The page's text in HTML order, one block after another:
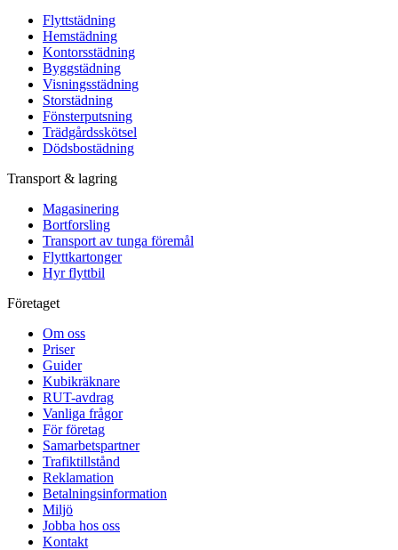
Flyttstädning
Hemstädning
Kontorsstädning
Byggstädning
Visningsstädning
Storstädning
Fönsterputsning
Trädgårdsskötsel
Dödsbostädning
Transport & lagring
Magasinering
Bortforsling
Transport av tunga föremål
Flyttkartonger
Hyr flyttbil
Företaget
Om oss
Priser
Guider
Kubikräknare
RUT-avdrag
Vanliga frågor
För företag
Samarbetspartner
Trafiktillstånd
Reklamation
Betalningsinformation
Miljö
Jobba hos oss
Kontakt